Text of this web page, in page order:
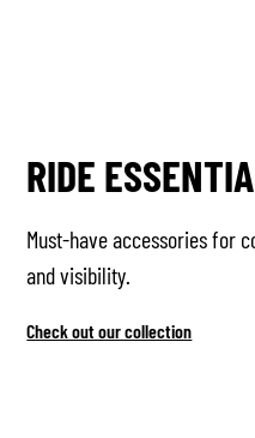
RIDE
Must-have accessories for
and visibility.
Check out our collection